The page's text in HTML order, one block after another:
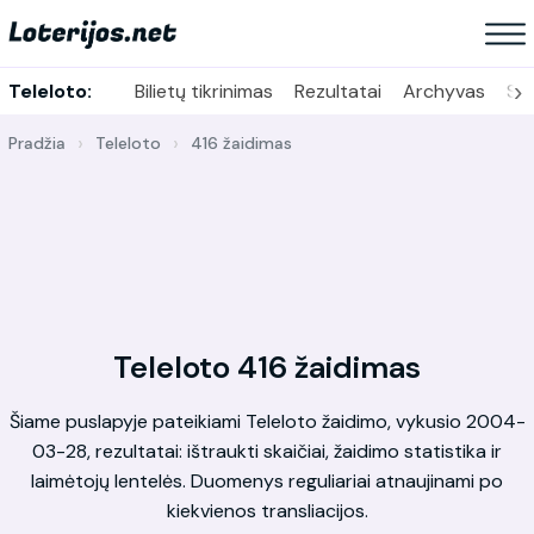
Teleloto: Bilietų tikrinimas Rezultatai Archyvas ›
Pradžia Teleloto 416 žaidimas
Teleloto 416 žaidimas
Šiame puslapyje pateikiami Teleloto žaidimo, vykusio 2004-
03-28, rezultatai: ištraukti skaičiai, žaidimo statistika ir
laimėtojų lentelės. Duomenys reguliariai atnaujinami po
kiekvienos transliacijos.